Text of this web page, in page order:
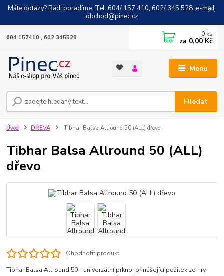
Máte dotazy? Rádi poradíme. Tel. 604/ 157 410, 602/ 345 528. e-mail:
obchod@pinec.cz
Menu
Hledat
604 157410 , 602 345528 0 ks
za 0,00 Kč
Úvod DŘEVA Tibhar Balsa Allround 50 (ALL) dřevo
Tibhar Balsa Allround 50 (ALL)
dřevo
Ohodnotit produkt
Tibhar Balsa Allround 50 - univerzální prkno, přinášející požitek ze hry,